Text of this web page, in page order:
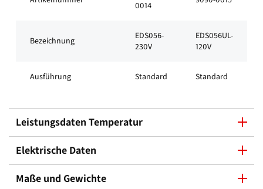
0014
Bezeichnung
EDS056-
230V
EDS056UL-
120V
Ausführung Standard Standard
Leistungsdaten Temperatur
Elektrische Daten
Maße und Gewichte